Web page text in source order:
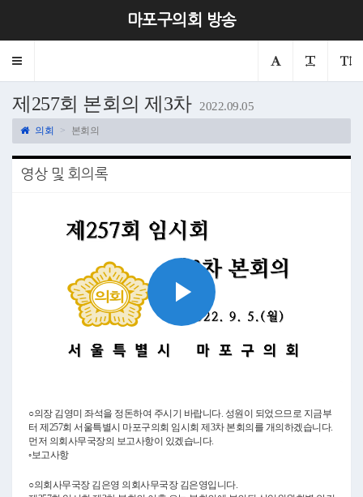
마포구의회 방송
Toggle
제257회 본회의 제3차 2022.09.05
의회 본회의
영상 및 회의록
Play
○의장 김영미 좌석을 정돈하여 주시기 바랍니다. 성원이 되었으므로 지금부
터 제257회 서울특별시 마포구의회 임시회 제3차 본회의를 개의하겠습니다.
먼저 의회사무국장의 보고사항이 있겠습니다.
◦보고사항
○의회사무국장 김은영 의회사무국장 김은영입니다.